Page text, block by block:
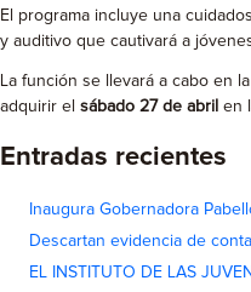
El programa incluye una
y auditivo que cautivará a
La función se llevará a cabo en la
adquirir el sábado 27 de abril en
Entradas recientes
Inaugura Gobernadora
Descartan evidencia de
EL INSTITUTO DE LAS